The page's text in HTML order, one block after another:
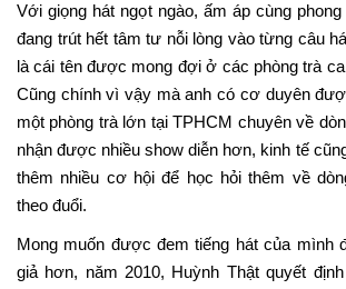
Với giọng hát ngọt ngào, ấm áp cùng
đang trút hết tâm tư nỗi lòng vào từng câu
là cái tên được mong đợi ở các phòng trà
Cũng chính vì vậy mà anh có cơ duyên
một phòng trà lớn tại TPHCM chuyên về
nhận được nhiều show diễn hơn, kinh tế
thêm nhiều cơ hội để học hỏi thêm về
theo đuổi.
Mong muốn được đem tiếng hát của mình
giả hơn, năm 2010, Huỳnh Thật quyết